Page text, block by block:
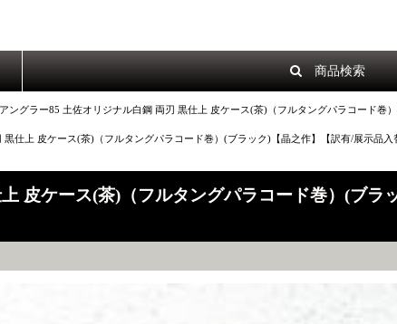
商品検索
ングラー85 土佐オリジナル白鋼 両刃 黒仕上 皮ケース(茶)（フルタングパラコード
仕上 皮ケース(茶)（フルタングパラコード巻）(ブラック)【晶之作】【訳有/展示品
皮ケース(茶)（フルタングパラコード巻）(ブラ